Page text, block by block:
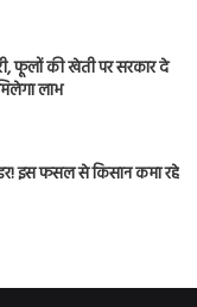
फूलों की खेती पर सरकार दे
लाभ
इस फसल से किसान कमा रहे